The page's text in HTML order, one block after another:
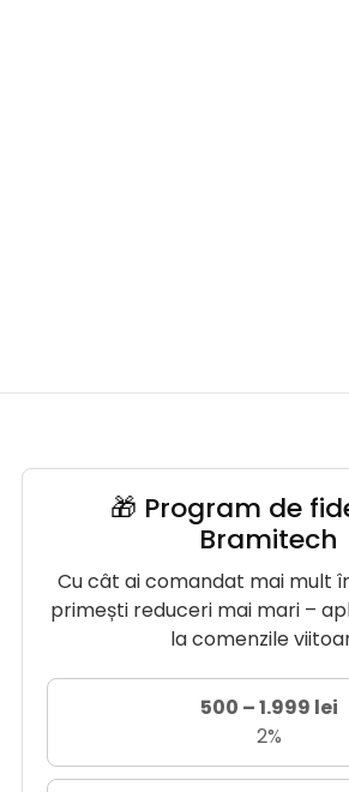
🎁 Program de
Bramitech
Cu cât ai comandat mai mult
primești reduceri mai mari –
la comenzile
500 – 1.999 lei
2%